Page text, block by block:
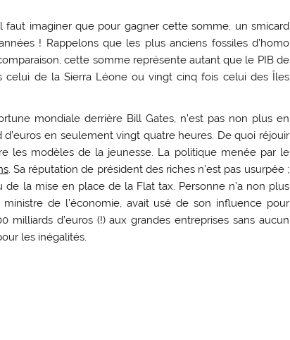
imaginer que pour gagner cette somme, un smicard
! Rappelons que les plus anciens fossiles d’homo
cette somme représente autant que le PIB de
celui de la Sierra Léone ou vingt cinq fois celui des Îles
mondiale derrière Bill Gates, n’est pas non plus en
en seulement vingt quatre heures. De quoi réjouir
les modèles de la jeunesse. La politique menée par le
. Sa réputation de président des riches n’est pas usurpée ;
la mise en place de la Flat tax. Personne n’a non plus
de l’économie, avait usé de son influence pour
milliards d’euros (!) aux grandes entreprises sans aucun
les inégalités.